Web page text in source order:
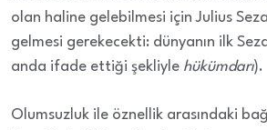
olan haline gelebilmesi için Julius
gelmesi gerekecekti: dünyanın ilk
anda ifade ettiği şekliyle hükümdarı).
Olumsuzluk ile öznellik arasındaki